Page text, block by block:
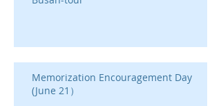
Memorization Encouragement Day
(June 21）